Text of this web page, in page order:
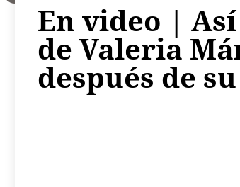
En video |
de Valeria
después de